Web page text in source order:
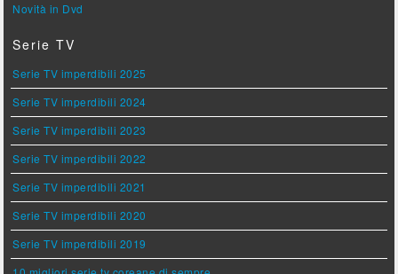
Novità in Dvd
Serie TV
Serie TV imperdibili 2025
Serie TV imperdibili 2024
Serie TV imperdibili 2023
Serie TV imperdibili 2022
Serie TV imperdibili 2021
Serie TV imperdibili 2020
Serie TV imperdibili 2019